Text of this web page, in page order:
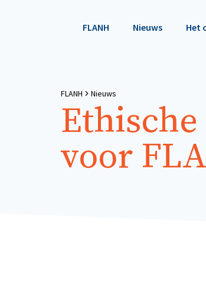
FLANH Nieuws Het
FLANH Nieuws
voor